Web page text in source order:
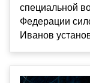
специальной
Федерации
Иванов